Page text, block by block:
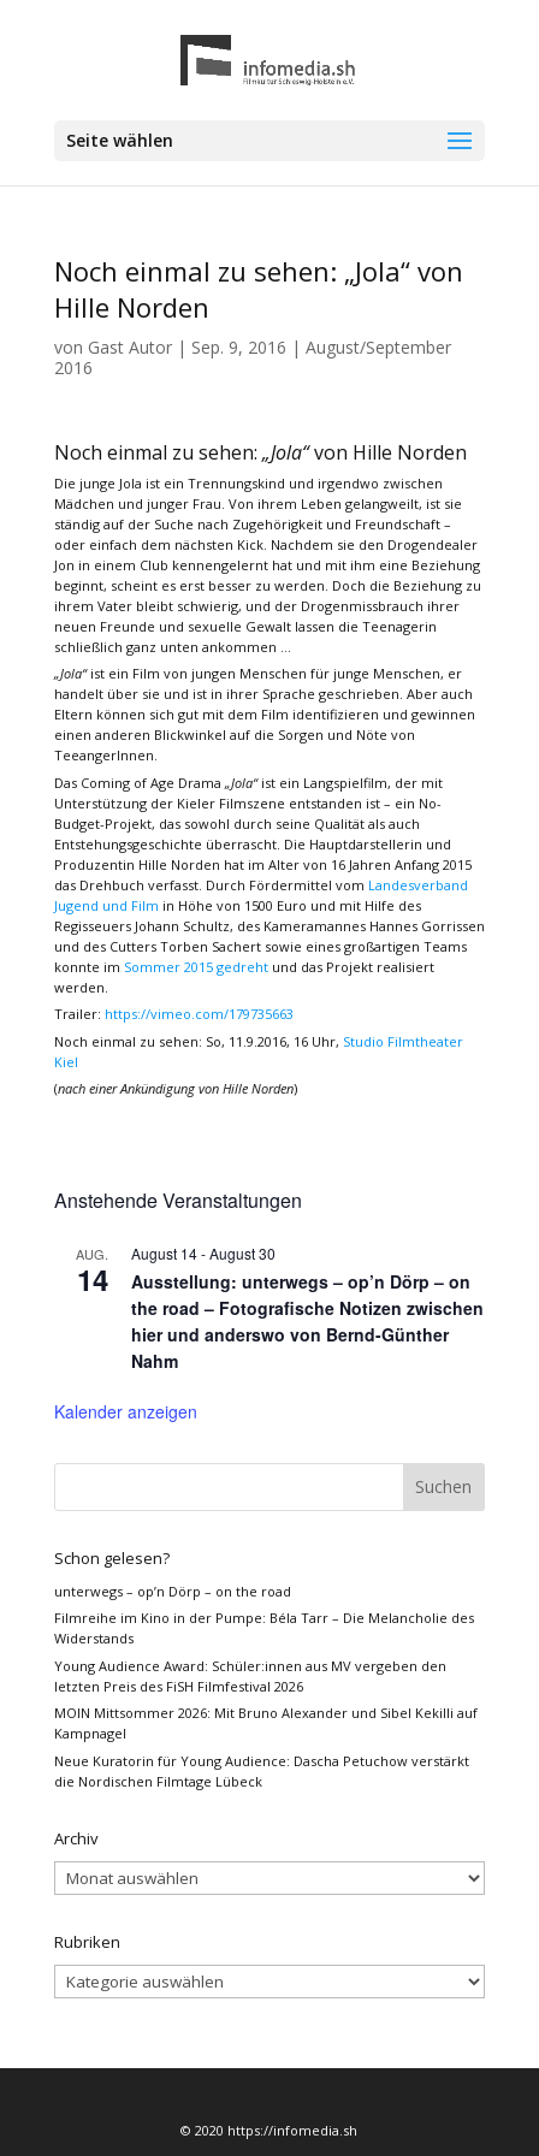
Seite wählen
Noch einmal zu sehen: „Jola“ von
Hille Norden
von Gast Autor| Sep. 9, 2016 | August/September
2016
Noch einmal zu sehen: „Jola“von Hille Norden
Die junge Jola ist ein Trennungskind und irgendwo zwischen
Mädchen und junger Frau. Von ihrem Leben gelangweilt, ist sie
ständig auf der Suche nach Zugehörigkeit und Freundschaft –
oder einfach dem nächsten Kick. Nachdem sie den Drogendealer
Jon in einem Club kennengelernt hat und mit ihm eine Beziehung
beginnt, scheint es erst besser zu werden. Doch die Beziehung zu
ihrem Vater bleibt schwierig, und der Drogenmissbrauch ihrer
neuen Freunde und sexuelle Gewalt lassen die Teenagerin
schließlich ganz unten ankommen …
„Jola“ist ein Film von jungen Menschen für junge Menschen, er
handelt über sie und ist in ihrer Sprache geschrieben. Aber auch
Eltern können sich gut mit dem Film identifizieren und gewinnen
einen anderen Blickwinkel auf die Sorgen und Nöte von
TeeangerInnen.
Das Coming of Age Drama „Jola“ist ein Langspielfilm, der mit
Unterstützung der Kieler Filmszene entstanden ist – ein No-
Budget-Projekt, das sowohl durch seine Qualität als auch
Entstehungsgeschichte überrascht. Die Hauptdarstellerin und
Produzentin Hille Norden hat im Alter von 16 Jahren Anfang 2015
das Drehbuch verfasst. Durch Fördermittel vom Landesverband
Jugend und Film in Höhe von 1500 Euro und mit Hilfe des
Regisseuers Johann Schultz, des Kameramannes Hannes Gorrissen
und des Cutters Torben Sachert sowie eines großartigen Teams
konnte im Sommer 2015 gedrehtund das Projekt realisiert
werden.
Trailer: https://vimeo.com/179735663
Noch einmal zu sehen: So, 11.9.2016, 16 Uhr, Studio Filmtheater
Kiel
(nach einer Ankündigung von Hille Norden)
Anstehende Veranstaltungen
AUG.
14
August 14-August 30
Ausstellung: unterwegs – op’n Dörp – on
the road – Fotografische Notizen zwischen
hier und anderswo von Bernd-Günther
Nahm
Kalender anzeigen
Schon gelesen?
unterwegs – op’n Dörp – on the road
Filmreihe im Kino in der Pumpe: Béla Tarr – Die Melancholie des
Widerstands
Young Audience Award: Schüler:innen aus MV vergeben den
letzten Preis des FiSH Filmfestival 2026
MOIN Mittsommer 2026: Mit Bruno Alexander und Sibel Kekilli auf
Kampnagel
Neue Kuratorin für Young Audience: Dascha Petuchow verstärkt
die Nordischen Filmtage Lübeck
Archiv
Archiv
Rubriken
Rubriken
© 2020 https://infomedia.sh